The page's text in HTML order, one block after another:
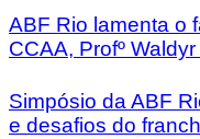
ABF Rio lamenta o
CCAA, Profº
Simpósio da ABF
e desafios do